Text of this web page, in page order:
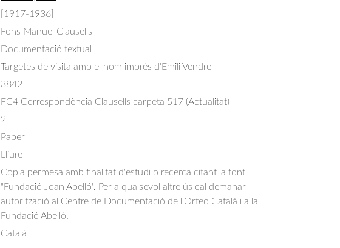
[1917-1936]
Fons Manuel Clausells
Documentació textual
Targetes de visita amb el nom imprès d'Emili Vendrell
3842
FC4 Correspondència Clausells carpeta 517 (Actualitat)
2
Paper
Lliure
Còpia permesa amb finalitat d'estudi o recerca citant la font
"Fundació Joan Abelló". Per a qualsevol altre ús cal demanar
autorització al Centre de Documentació de l'Orfeó Català i a la
Fundació Abelló.
Català